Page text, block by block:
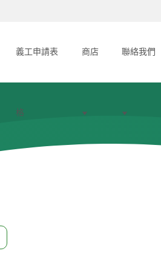
義工申請表
格
商店 聯絡我們